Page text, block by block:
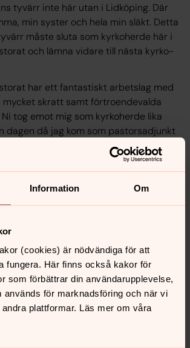
Information Om
(cookies) är nödvändiga för att
fungera. Här finns också kakor för
som förbättrar din användarupplevelse,
används för marknadsföring och när vi
plattformar. Läs mer om våra
tyvärr inte här utan i Lidköping. Där
min syster och hela min släkt. Detta
måste sluta som kyrkoherde här i
och lämna vidare till nästa kyrko­
har ett fantastiskt arbetslag med
mycket skratt samt förtroendevalda
tog emot mig som kyrkoherde lika
dagen då jag kom som pastors­adjunkt
över att ha fått dessa två år här
nytt ha fått pröva mina vingar och ta
stegen som kyrkoherde. Jag
hade fått bli några år till.
både mig och er i sin hand och att
det bästa för den som tror. Och jag
om mig.
gott och Guds rika välsignelse.